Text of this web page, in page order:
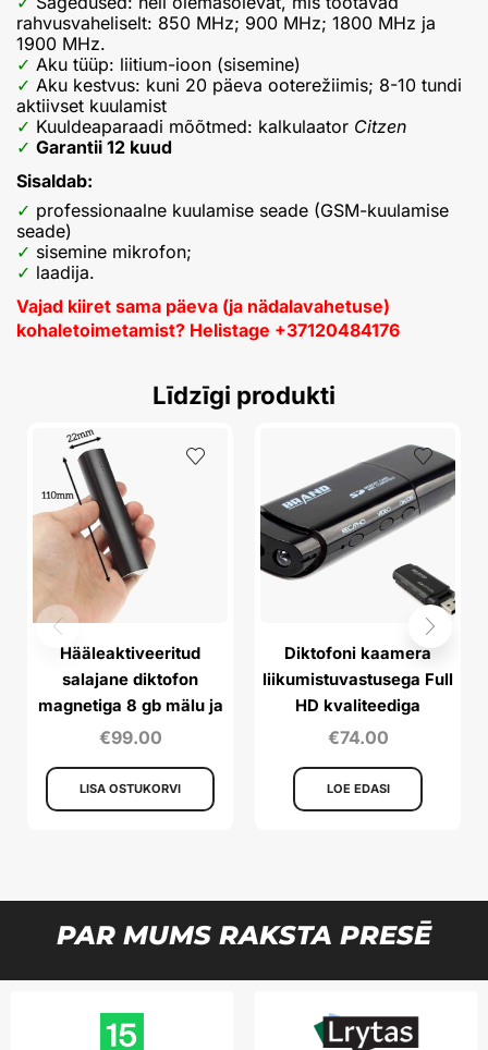
rahvusvaheliselt: 850 MHz; 900 MHz; 1800 MHz ja
1900 MHz.
Aku tüüp: liitium-ioon (sisemine)
Aku kestvus: kuni 20 päeva ooterežiimis; 8-10 tundi
aktiivset kuulamist
Kuuldeaparaadi mõõtmed: kalkulaator Citzen
Garantii 12 kuud
Sisaldab:
professionaalne kuulamise seade (GSM-kuulamise
seade)
sisemine mikrofon;
laadija.
Vajad kiiret sama päeva (ja nädalavahetuse)
kohaletoimetamist? Helistage +37120484176
Līdzīgi produkti
Hääleaktiveeritud
salajane diktofon
magnetiga 8 gb mälu ja
11 päeva aku
€99.00
LISA OSTUKORVI
Diktofoni kaamera
liikumistuvastusega Full
HD kvaliteediga
€74.00
LOE EDASI
PAR MUMS RAKSTA PRESĒ